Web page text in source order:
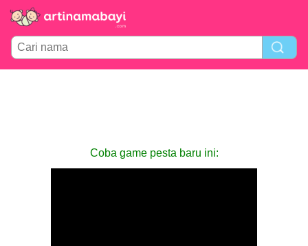
Coba game pesta baru ini: